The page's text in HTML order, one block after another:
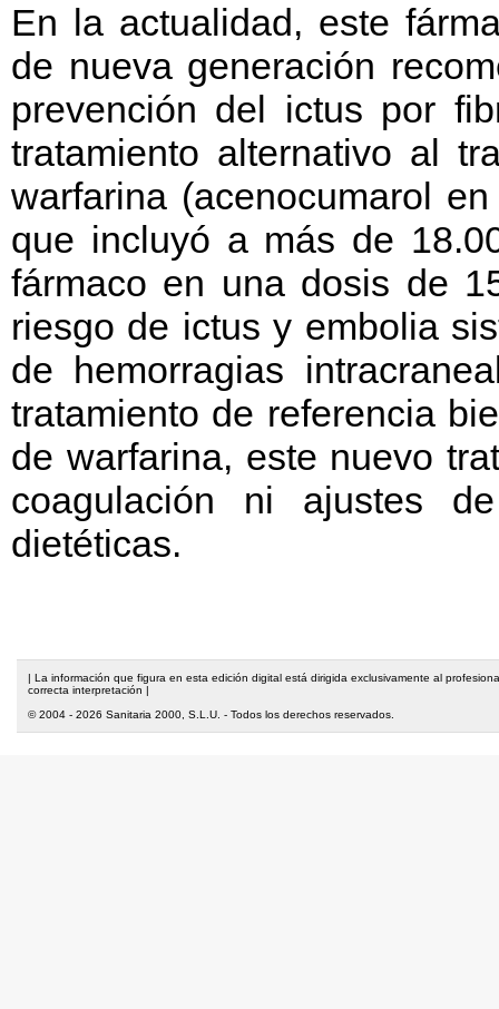
En la actualidad, este
de nueva generación
prevención del ictus por
tratamiento alternativo al
warfarina (acenocumarol
que incluyó a más de
fármaco en una dosis de
riesgo de ictus y embolia
de hemorragias
tratamiento de referencia
de warfarina, este nuevo
coagulación ni ajustes
dietéticas.
| La información que figura en esta edición digital está dirigida exclusivamente al
correcta interpretación |
© 2004 - 2026 Sanitaria 2000, S.L.U. - Todos los derechos reservados.